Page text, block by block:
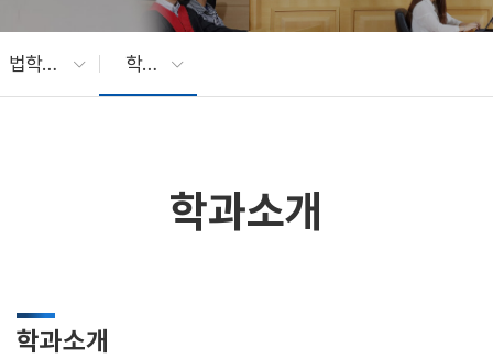
법학과 소개 학과소개
학과소개
학과소개